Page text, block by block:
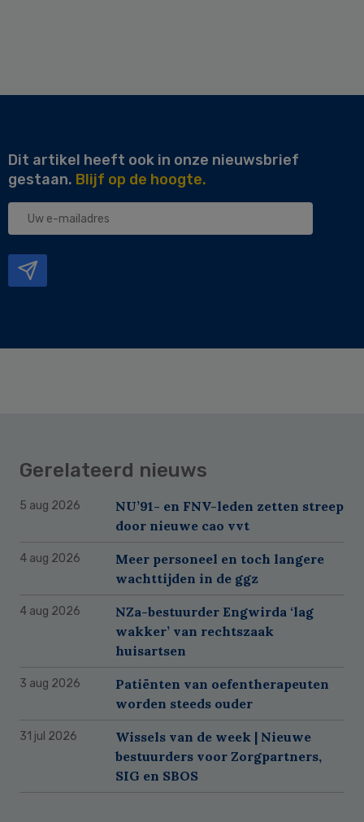
Dit artikel heeft ook in onze nieuwsbrief
gestaan. Blijf op de hoogte.
Uw
Gerelateerd nieuws
5 aug 2026
NU’91- en FNV-leden zetten streep
door nieuwe cao vvt
4 aug 2026
Meer personeel en toch langere
wachttijden in de ggz
4 aug 2026
NZa-bestuurder Engwirda ‘lag
wakker’ van rechtszaak
huisartsen
3 aug 2026
Patiënten van oefentherapeuten
worden steeds ouder
31 jul 2026
Wissels van de week | Nieuwe
bestuurders voor Zorgpartners,
SIG en SBOS